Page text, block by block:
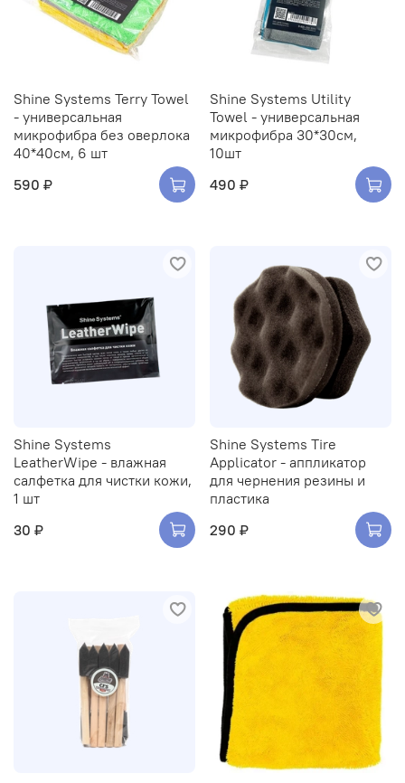
Shine Systems Terry Towel
- универсальная
микрофибра без оверлока
40*40см, 6 шт
590 ₽
Shine Systems Utility
Towel - универсальная
микрофибра 30*30см,
10шт
490 ₽
Shine Systems
LeatherWipe - влажная
салфетка для чистки кожи,
1 шт
30 ₽
Shine Systems Tire
Applicator - аппликатор
для чернения резины и
пластика
290 ₽